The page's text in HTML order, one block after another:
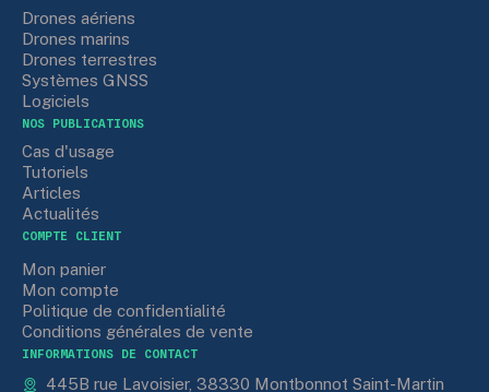
Drones aériens
Drones marins
Drones terrestres
Systèmes GNSS
Logiciels
NOS PUBLICATIONS
Cas d'usage
Tutoriels
Articles
Actualités
COMPTE CLIENT
Mon panier
Mon compte
Politique de confidentialité
Conditions générales de vente
INFORMATIONS DE CONTACT
445B rue Lavoisier, 38330 Montbonnot Saint-Martin